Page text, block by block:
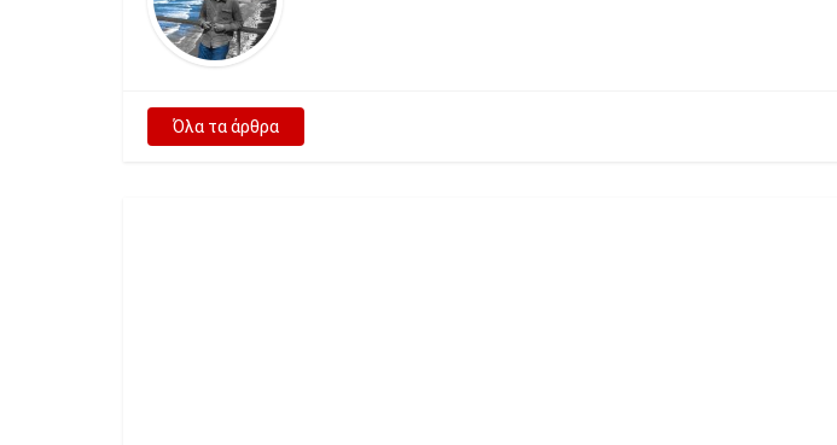
Όλα τα άρθρα